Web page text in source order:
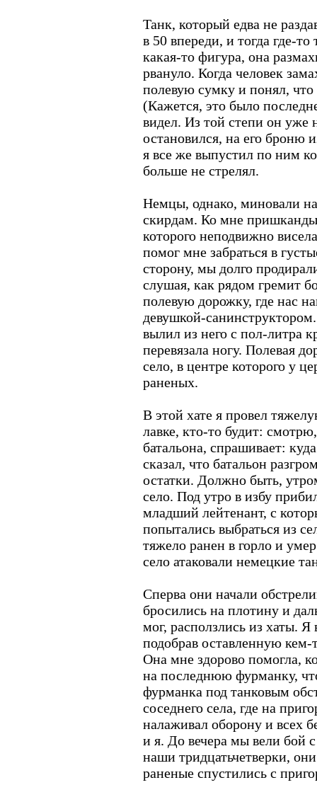
Танк, который едва не
в 50 впереди, и тогда где-
какая-то фигура, она
рвануло. Когда человек
полевую сумку и понял,
(Кажется, это было
видел. Из той степи он уже
остановился, на его броню
я все же выпустил по ним
больше не стрелял.
Немцы, однако, миновали
скирдам. Ко мне
которого неподвижно
помог мне забраться в
сторону, мы долго
слушая, как рядом гремит
полевую дорожку, где нас
девушкой-
вылил из него с пол-литра
перевязала ногу. Полевая
село, в центре которого у
раненых.
В этой хате я провел
лавке, кто-то будит:
батальона, спрашивает:
сказал, что батальон
остатки. Должно быть,
село. Под утро в избу
младший лейтенант, с
попытались выбраться из
тяжело ранен в горло и
село атаковали немецкие
Сперва они начали
бросились на плотину и
мог, расползлись из хаты.
подобрав оставленную кем-
Она мне здорово помогла,
на последнюю фурманку,
фурманка под танковым
соседнего села, где на
налаживал оборону и всех
и я. До вечера мы вели бой
наши тридцатьчетверки,
раненые спустились с